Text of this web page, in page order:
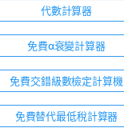
代數計算器
免費α衰變計算器
免費交錯級數檢定計算機
免費替代最低稅計算器